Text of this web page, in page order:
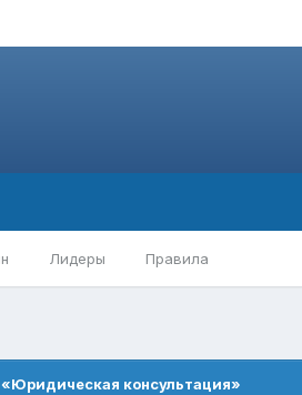
Лидеры Правила
консультация»